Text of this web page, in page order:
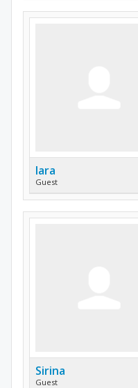
lara
Guest
Sirina
Guest